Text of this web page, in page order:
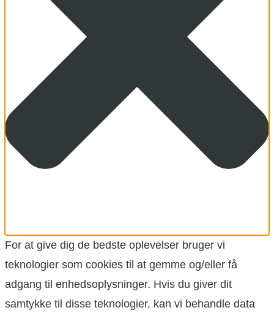
For at give dig de bedste oplevelser bruger vi
teknologier som cookies til at gemme og/eller få
adgang til enhedsoplysninger. Hvis du giver dit
samtykke til disse teknologier, kan vi behandle data